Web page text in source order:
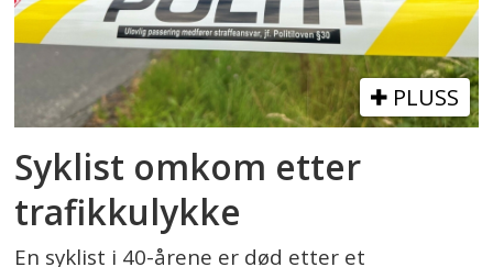
PLUSS
Syklist omkom etter
trafikkulykke
En syklist i 40-årene er død etter et